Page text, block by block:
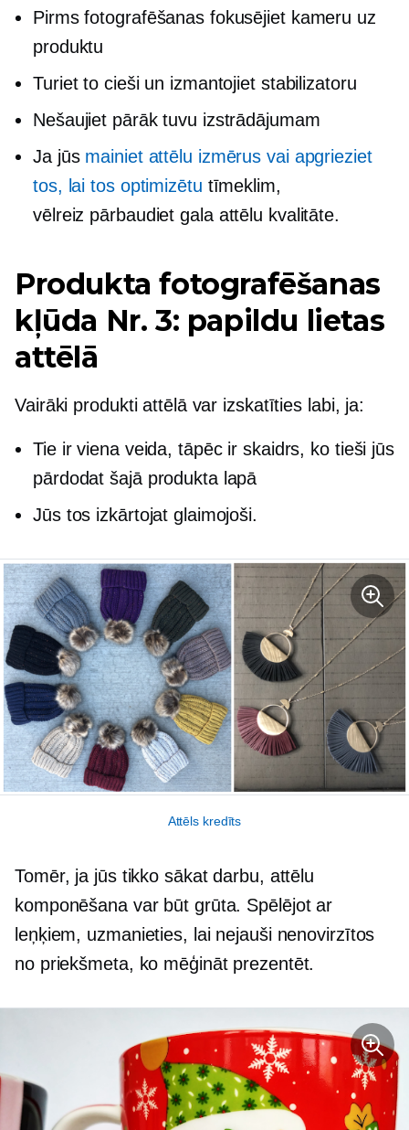
Pirms fotografēšanas fokusējiet kameru uz
produktu
Turiet to cieši un izmantojiet stabilizatoru
Nešaujiet pārāk tuvu izstrādājumam
Ja jūs mainiet attēlu izmērus vai apgrieziet
tos, lai tos optimizētu tīmeklim,
vēlreiz pārbaudiet gala attēlu kvalitāte.
Produkta fotografēšanas
kļūda Nr. 3: papildu lietas
attēlā
Vairāki produkti attēlā var izskatīties labi, ja:
Tie ir viena veida, tāpēc ir skaidrs, ko tieši jūs
pārdodat šajā produkta lapā
Jūs tos izkārtojat glaimojoši.
Attēls kredīts
Tomēr, ja jūs tikko sākat darbu, attēlu
komponēšana var būt grūta. Spēlējot ar
leņķiem, uzmanieties, lai nejauši nenovirzītos
no priekšmeta, ko mēģināt prezentēt.